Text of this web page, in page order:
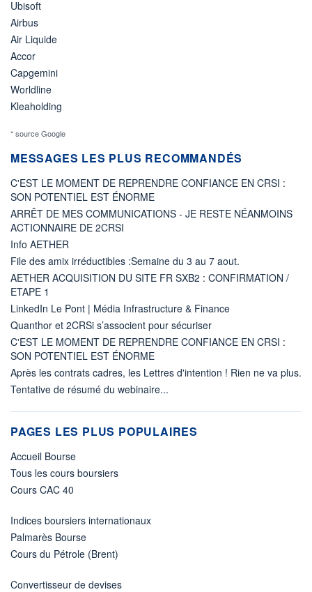
Ubisoft
Airbus
Air Liquide
Accor
Capgemini
Worldline
Kleaholding
* source Google
MESSAGES LES PLUS RECOMMANDÉS
C'EST LE MOMENT DE REPRENDRE CONFIANCE EN CRSI :
SON POTENTIEL EST ÉNORME
ARRÊT DE MES COMMUNICATIONS - JE RESTE NÉANMOINS
ACTIONNAIRE DE 2CRSI
Info AETHER
File des amix irréductibles :Semaine du 3 au 7 aout.
AETHER ACQUISITION DU SITE FR SXB2 : CONFIRMATION /
ETAPE 1
LinkedIn Le Pont | Média Infrastructure & Finance
Quanthor et 2CRSi s’associent pour sécuriser
C'EST LE MOMENT DE REPRENDRE CONFIANCE EN CRSI :
SON POTENTIEL EST ÉNORME
Après les contrats cadres, les Lettres d'intention ! Rien ne va plus.
Tentative de résumé du webinaire...
PAGES LES PLUS POPULAIRES
Accueil Bourse
Tous les cours boursiers
Cours CAC 40
Indices boursiers internationaux
Palmarès Bourse
Cours du Pétrole (Brent)
Convertisseur de devises